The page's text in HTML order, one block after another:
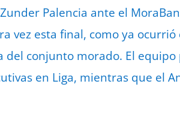
Palencia ante el
vez esta final, como ya ocurrió
del conjunto morado. El
en Liga, mientras que el